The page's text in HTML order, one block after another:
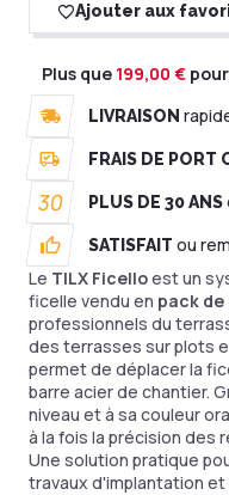
Ajouter aux
Plus que 199,00 €
LIVRAISON
FRAIS DE PORT
30 PLUS DE 30 ANS
SATISFAIT ou
Le TILX Ficelloest un
ficelle vendu en pack de
professionnels du
des terrasses sur plots
permet de déplacer la
barre acier de chantier.
niveau et à sa couleur
à la fois la précision des
Une solution pratique
travaux d'implantation